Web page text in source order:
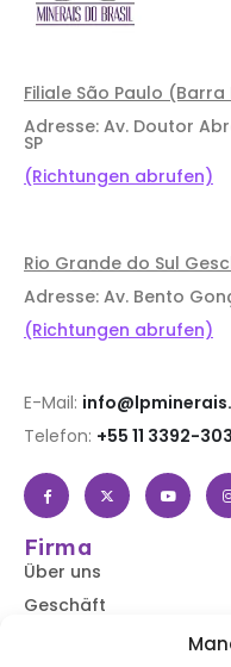
Filiale São Paulo (Barra
Adresse: Av. Doutor
SP
(Richtungen abrufen)
Rio Grande do Sul
Adresse: Av. Bento
(Richtungen abrufen)
E-Mail:
Telefon: +55 11 3392-
Firma
Über uns
Geschäft